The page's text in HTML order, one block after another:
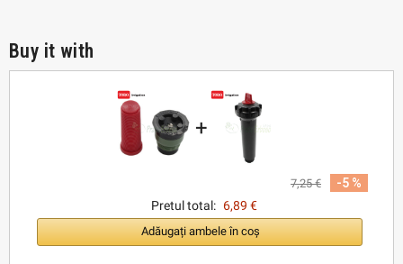
Buy it with
+
7,25 €
-5 %
Pretul total: 6,89 €
Adăugați ambele în coș